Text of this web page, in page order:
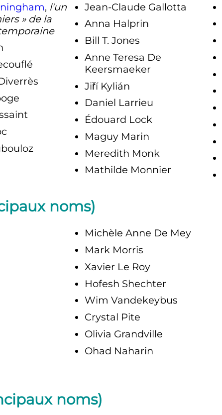
, l'un
» de la
Jean-Claude Gallotta
Anna Halprin
Bill T. Jones
Anne Teresa De
Keersmaeker
Jiří Kylián
Daniel Larrieu
Édouard Lock
Maguy Marin
Meredith Monk
Mathilde Monnier
noms)
Michèle Anne De Mey
Mark Morris
Xavier Le Roy
Hofesh Shechter
Wim Vandekeybus
Crystal Pite
Olivia Grandville
Ohad Naharin
noms)